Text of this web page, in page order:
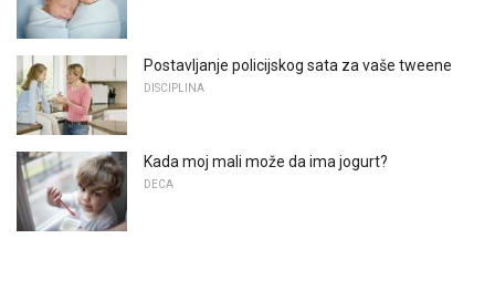
Postavljanje policijskog sata za vaše tweene
DISCIPLINA
Kada moj mali može da ima jogurt?
DECA